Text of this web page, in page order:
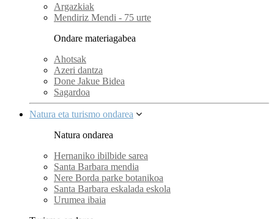
Argazkiak
Mendiriz Mendi - 75 urte
Ondare materiagabea
Ahotsak
Azeri dantza
Done Jakue Bidea
Sagardoa
Natura eta turismo ondarea
Natura ondarea
Hernaniko ibilbide sarea
Santa Barbara mendia
Nere Borda parke botanikoa
Santa Barbara eskalada eskola
Urumea ibaia